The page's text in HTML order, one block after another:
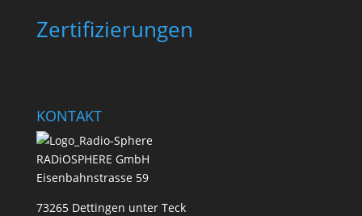
Zertifizierungen
KONTAKT
RADiOSPHERE GmbH
Eisenbahnstrasse 59
73265 Dettingen unter Teck